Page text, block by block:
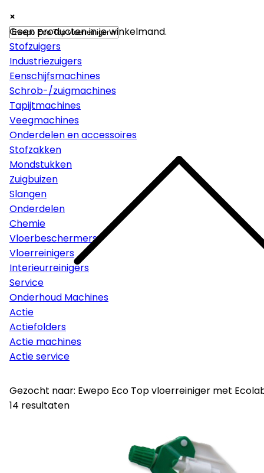
×
Machines
Stofzuigers
Industriezuigers
Eenschijfsmachines
Schrob-/zuigmachines
Tapijtmachines
Veegmachines
Onderdelen en accessoires
Stofzakken
Mondstukken
Zuigbuizen
Slangen
Onderdelen
Chemie
Vloerbeschermers
Vloerreinigers
Interieurreinigers
Service
Onderhoud Machines
Actie
Actiefolders
Actie machines
Actie service
×
Gezocht naar: Ewepo Eco Top vloerreiniger met
14 resultaten
×
Geen producten in je winkelmand.